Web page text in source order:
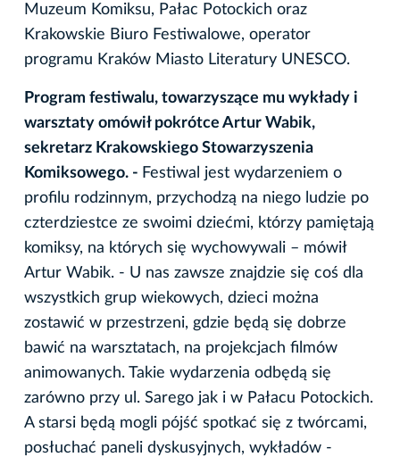
Muzeum Komiksu, Pałac Potockich oraz
Krakowskie Biuro Festiwalowe, operator
programu Kraków Miasto Literatury UNESCO.
Program festiwalu, towarzyszące mu wykłady i
warsztaty omówił pokrótce Artur Wabik,
sekretarz Krakowskiego Stowarzyszenia
Komiksowego. - Festiwal jest wydarzeniem o
profilu rodzinnym, przychodzą na niego ludzie po
czterdziestce ze swoimi dziećmi, którzy pamiętają
komiksy, na których się wychowywali – mówił
Artur Wabik. - U nas zawsze znajdzie się coś dla
wszystkich grup wiekowych, dzieci można
zostawić w przestrzeni, gdzie będą się dobrze
bawić na warsztatach, na projekcjach filmów
animowanych. Takie wydarzenia odbędą się
zarówno przy ul. Sarego jak i w Pałacu Potockich.
A starsi będą mogli pójść spotkać się z twórcami,
posłuchać paneli dyskusyjnych, wykładów -